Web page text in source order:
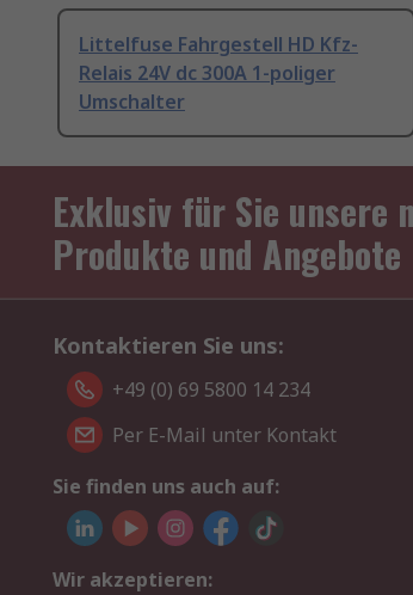
Littelfuse Fahrgestell HD Kfz-
Relais 24V dc 300A 1-poliger
Umschalter
Exklusiv für Sie unsere
Produkte und Angebote
Kontaktieren Sie uns:
+49 (0) 69 5800 14 234
Per E-Mail unter Kontakt
Sie finden uns auch auf:
Wir akzeptieren: